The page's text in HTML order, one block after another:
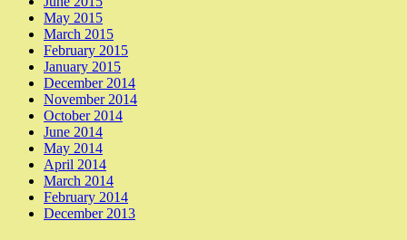
May 2015
March 2015
February 2015
January 2015
December 2014
November 2014
October 2014
June 2014
May 2014
April 2014
March 2014
February 2014
December 2013